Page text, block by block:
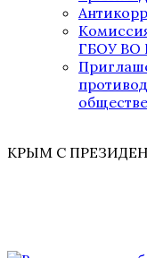
ГБОУ ВО
КРЫМ С